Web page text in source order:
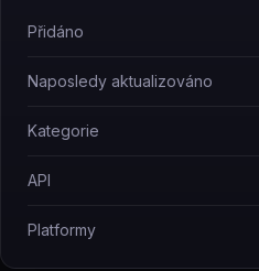
Přidáno
Naposledy aktualizováno
Kategorie
API
Platformy